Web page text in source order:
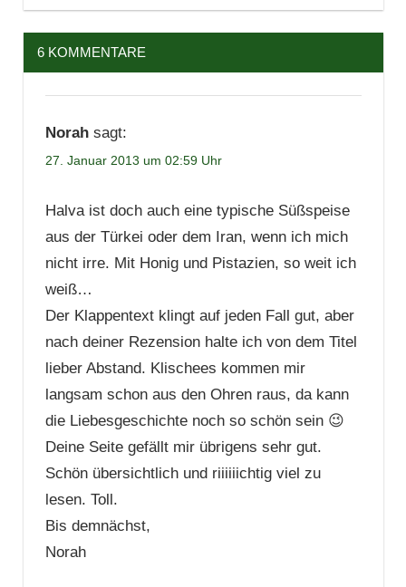
6 KOMMENTARE
Norah sagt:
27. Januar 2013 um 02:59 Uhr
Halva ist doch auch eine typische Süßspeise
aus der Türkei oder dem Iran, wenn ich mich
nicht irre. Mit Honig und Pistazien, so weit ich
weiß…
Der Klappentext klingt auf jeden Fall gut, aber
nach deiner Rezension halte ich von dem Titel
lieber Abstand. Klischees kommen mir
langsam schon aus den Ohren raus, da kann
die Liebesgeschichte noch so schön sein 😉
Deine Seite gefällt mir übrigens sehr gut.
Schön übersichtlich und riiiiiichtig viel zu
lesen. Toll.
Bis demnächst,
Norah